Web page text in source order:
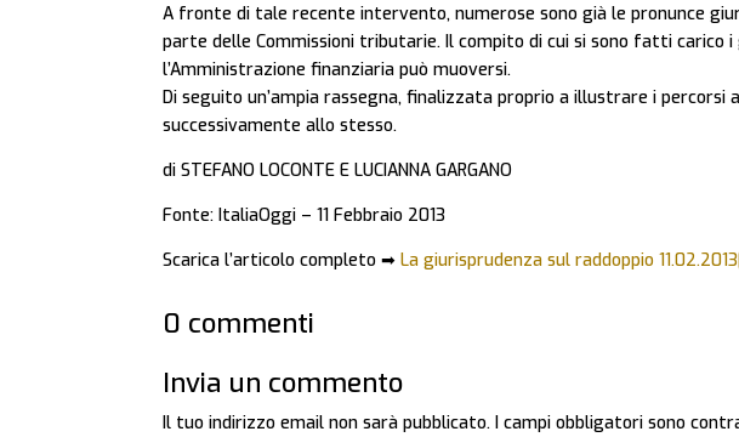
A fronte di tale recente intervento, numerose sono già le pronunce
parte delle Commissioni tributarie. Il compito di cui si sono fatti
l’Amministrazione finanziaria può muoversi.
Di seguito un’ampia rassegna, finalizzata proprio a illustrare i
successivamente allo stesso.
di STEFANO LOCONTE E LUCIANNA GARGANO
Fonte: ItaliaOggi – 11 Febbraio 2013
Scarica l’articolo completo ➡La giurisprudenza sul raddoppio
0 commenti
Invia un commento
Il tuo indirizzo email non sarà pubblicato. I campi obbligatori sono